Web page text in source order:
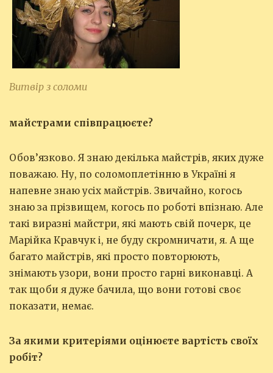
Витвір з соломи
майстрами співпрацюєте?
Обов’язково. Я знаю декілька майстрів, яких дуже
поважаю. Ну, по соломоплетінню в Україні я
напевне знаю усіх майстрів. Звичайно, когось
знаю за прізвищем, когось по роботі впізнаю. Але
такі виразні майстри, які мають свій почерк, це
Марійка Кравчук і, не буду скромничати, я. А ще
багато майстрів, які просто повторюють,
знімають узори, вони просто гарні виконавці. А
так щоби я дуже бачила, що вони готові своє
показати, немає.
За якими критеріями оцінюєте вартість своїх
робіт?